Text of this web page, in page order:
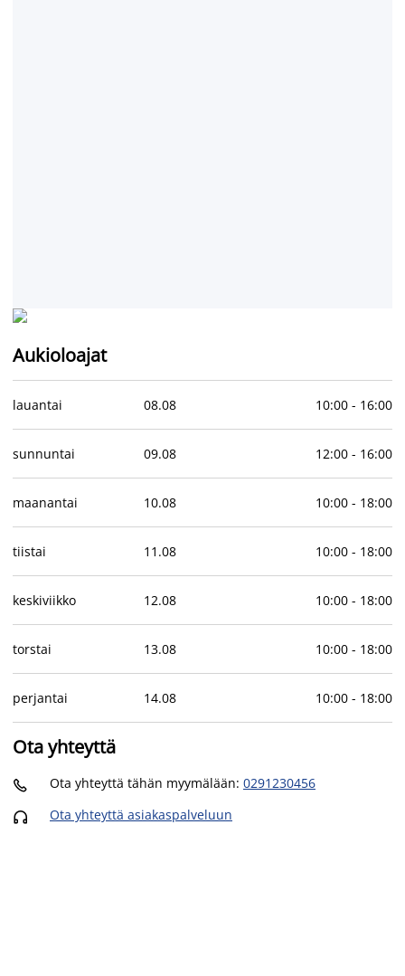
Aukioloajat
lauantai 08.08 10:00- 16:00
sunnuntai 09.08 12:00- 16:00
maanantai 10.08 10:00- 18:00
tiistai 11 .08 10:00- 18:00
keskiviikko 12.08 10:00- 18:00
torstai 13.08 10:00- 18:00
perjantai 14.08 10:00- 18:00
Ota yhteyttä
 Ota yhteyttä tähän myymälään: 0291230456
 Ota yhteyttä asiakaspalveluun